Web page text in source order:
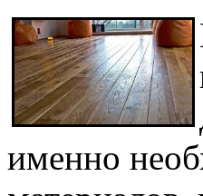
именно